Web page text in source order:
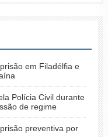
em Filadélfia e
Polícia Civil durante
de regime
preventiva por